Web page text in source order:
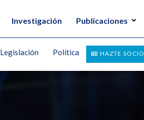
Investigación Publicaciones
HAZTE SOCIO
Legislación Política